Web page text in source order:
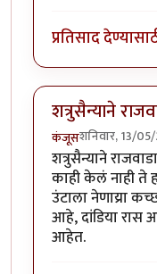
प्रतिसाद
शत्रुसैन्याने
कंजूसशनिवार, 13/
शत्रुसैन्याने
काही केलं नाही ते
उंटाला नेणाय्रा
आहे, दांडिया रास
आहेत.